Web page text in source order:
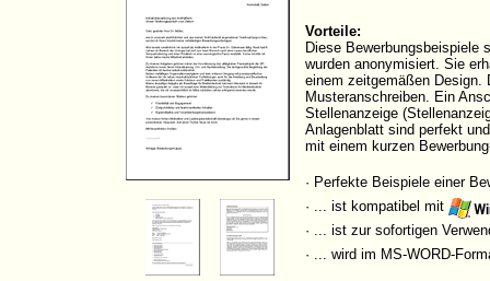
Vorteile:
Diese Bewerbungsbeispiele
wurden anonymisiert. Sie
einem zeitgemäßen Design.
Musteranschreiben. Ein
Stellenanzeige
Anlagenblatt sind perfekt
mit einem kurzen
· Perfekte Beispiele einer
· ... ist kompatibel mit
· ... ist zur sofortigen
· ... wird im MS-WORD-